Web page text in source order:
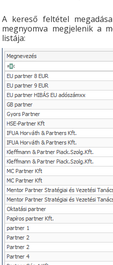
A kereső feltétel
megnyomva megjelenik a
listája: